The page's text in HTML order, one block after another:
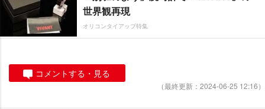
世界観再現
オリコンタイアップ特集
コメントする・見る
（最終更新：2024-06-25 12:16）